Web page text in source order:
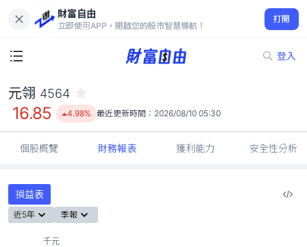
財富自由
立即使用APP，開啟您的股市智慧導航！
打開
登入
16.85
4.98%
元翎 4564
16.85 4.98% 最近更新時間： 2026/08/10 05:30
個股概覽 財務報表 獲利能力 安全性分析
損益表
近5年 季報